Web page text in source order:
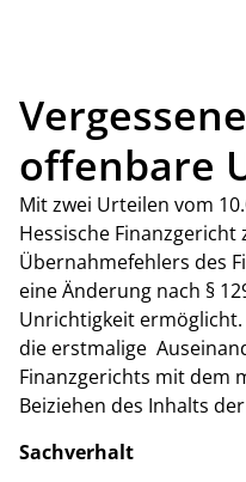
offenbare
Mit zwei Urteilen vom
Hessische Finanzgericht
Übernahmefehlers des
eine Änderung nach §
Unrichtigkeit
die erstmalige
Finanzgerichts mit dem
Beiziehen des Inhalts
Sachverhalt